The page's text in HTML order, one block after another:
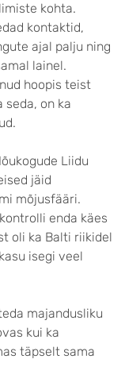
kohta.
kontaktid,
ajal palju ning
lainel.
hoopis teist
on ka
Liidu
jäid
mõjusfääri.
enda käes
oli ka Balti riikidel
isegi veel
majandusliku
kui ka
täpselt sama